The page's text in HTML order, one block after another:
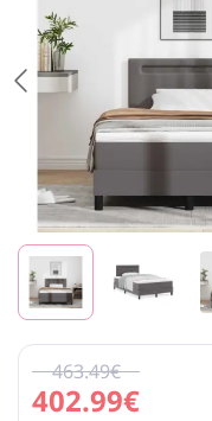
402.99€
463.49€